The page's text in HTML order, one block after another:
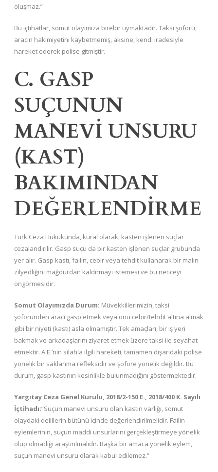
oluşmaz.”
Bu içtihatlar, somut olayımıza birebir uymaktadır. Taksi şoförü,
aracın hakimiyetini kaybetmemiş, aksine, kendi iradesiyle
hareket ederek polise gitmiştir.
C. GASP
SUÇUNUN
MANEVİ UNSURU
(KAST)
BAKIMINDAN
DEĞERLENDİRME
Türk Ceza Hukukunda, kural olarak, kasten işlenen suçlar
cezalandırılır. Gasp suçu da bir kasten işlenen suçlar grubunda
yer alır. Gasp kastı, failin, cebir veya tehdit kullanarak bir malın
zilyedliğini mağdurdan kaldırmayı istemesi ve bu neticeyi
öngörmesidir.
Somut Olayımızda Durum: Müvekkillerimizin, taksi
şoföründen aracı gasp etmek veya onu cebir/tehdit altına almak
gibi bir niyeti (kastı) asla olmamıştır. Tek amaçları, bir iş yeri
bakmak ve arkadaşlarını ziyaret etmek üzere taksi ile seyahat
etmektir. A.E.’nin silahla ilgili hareketi, tamamen dışarıdaki polise
yönelik bir saklanma refleksidir ve şoföre yönelik değildir. Bu
durum, gasp kastının kesinlikle bulunmadığını göstermektedir.
Yargıtay Ceza Genel Kurulu, 2018/2-150 E., 2018/400 K. Sayılı
İçtihadı:“Suçun manevi unsuru olan kastın varlığı, somut
olaydaki delillerin bütünü içinde değerlendirilmelidir. Failin
eylemlerinin, suçun maddi unsurlarını gerçekleştirmeye yönelik
olup olmadığı araştırılmalıdır. Başka bir amaca yönelik eylem,
suçun manevi unsuru olarak kabul edilemez.”